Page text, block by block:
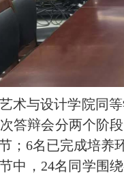
术与设计学院同
答辩会分两个阶
；6名已完成培养
中，24名同学围